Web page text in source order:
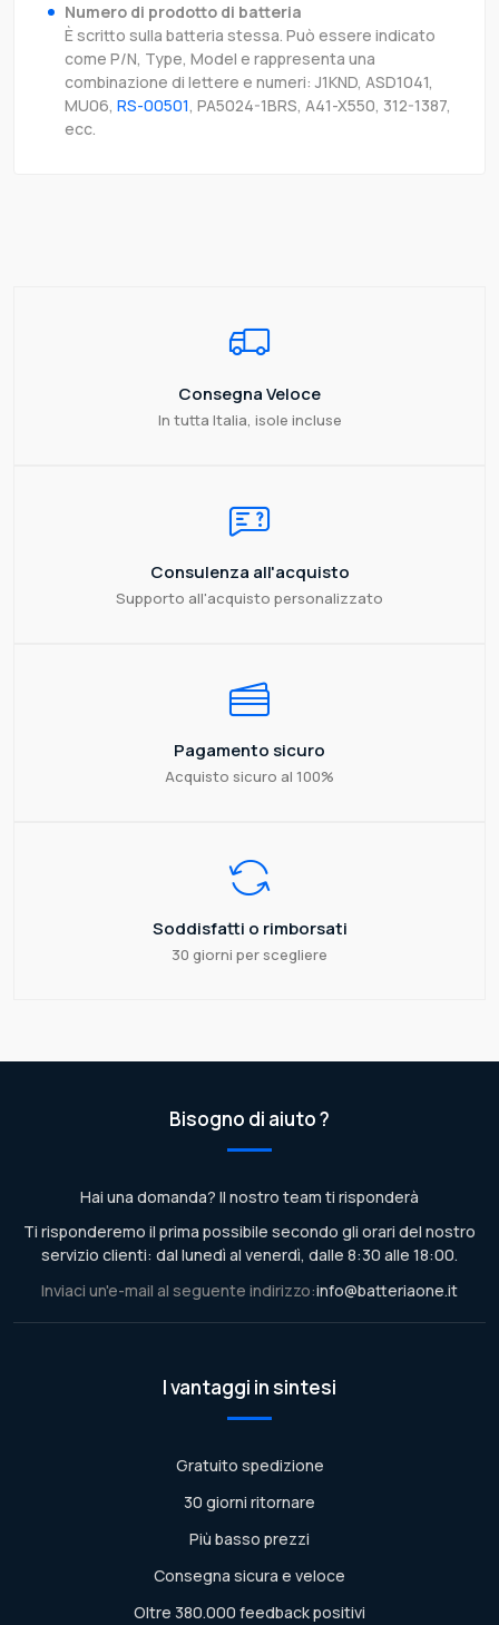
Numero di prodotto di batteria
È scritto sulla batteria stessa. Può essere indicato
come P/N, Type, Model e rappresenta una
combinazione di lettere e numeri: J1KND, ASD1041,
MU06, RS-00501, PA5024-1BRS, A41-X550, 312-1387,
ecc.
Consegna Veloce
In tutta Italia, isole incluse
Consulenza all'acquisto
Supporto all'acquisto personalizzato
Pagamento sicuro
Acquisto sicuro al 100%
Soddisfatti o rimborsati
30 giorni per scegliere
Bisogno di aiuto ?
Hai una domanda? Il nostro team ti risponderà
Ti risponderemo il prima possibile secondo gli orari del nostro
servizio clienti: dal lunedì al venerdì, dalle 8:30 alle 18:00.
Inviaci un'e-mail al seguente indirizzo:info@batteriaone.it
I vantaggi in sintesi
Gratuito spedizione
30 giorni ritornare
Più basso prezzi
Consegna sicura e veloce
Oltre 380.000 feedback positivi